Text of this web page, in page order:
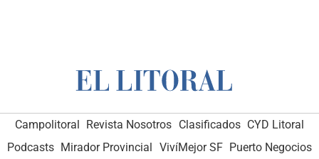
Campolitoral Revista Nosotros Clasificados CYD Litoral
Podcasts Mirador Provincial VivíMejor SF Puerto Negocios